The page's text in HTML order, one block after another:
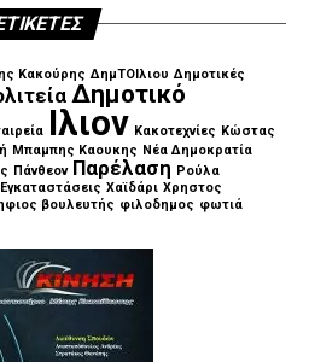
Κακούρης ΔημΤΟΙλιου Δημοτικές
Δημοτικό
Ιλιον Κακοτεχνίες Κώστας
Μπαμπης Καουκης Νέα Δημοκρατία
Πάνθεον Παρέλαση Ρούλα
Χαϊδάρι Χρηστος
βουλευτής φιλοδημος φωτιά